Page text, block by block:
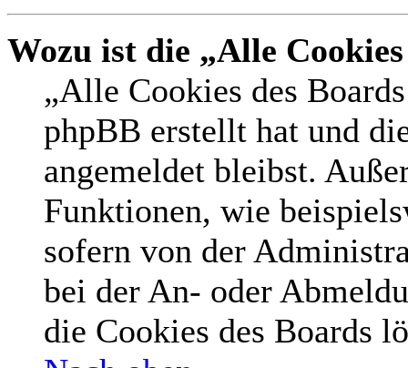
Wozu ist die „Alle
„Alle Cookies des
phpBB erstellt hat und
angemeldet bleibst.
Funktionen, wie
sofern von der
bei der An- oder
die Cookies des Boards